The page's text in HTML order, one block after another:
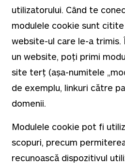
utilizatorului. Când te
modulele cookie sunt
website-ul care le-a trimis.
un website, poți primi
site terț (așa-numitele
de exemplu, linkuri către
domenii.
Modulele cookie pot fi
scopuri, precum
recunoască dispozitivul